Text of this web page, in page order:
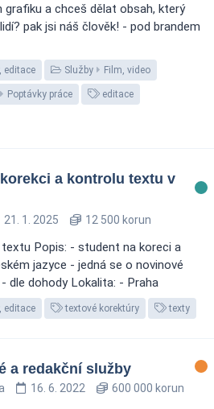
a chceš dělat obsah, který
pak jsi náš člověk! - pod brandem
editace Služby Film, video
Poptávky práce editace
a kontrolu textu v
21. 1. 2025 12 500 korun
Popis: - student na koreci a
jazyce - jedná se o novinové
dle dohody Lokalita: - Praha
editace textové korektúry texty
a redakční služby
16. 6. 2022 600 000 korun